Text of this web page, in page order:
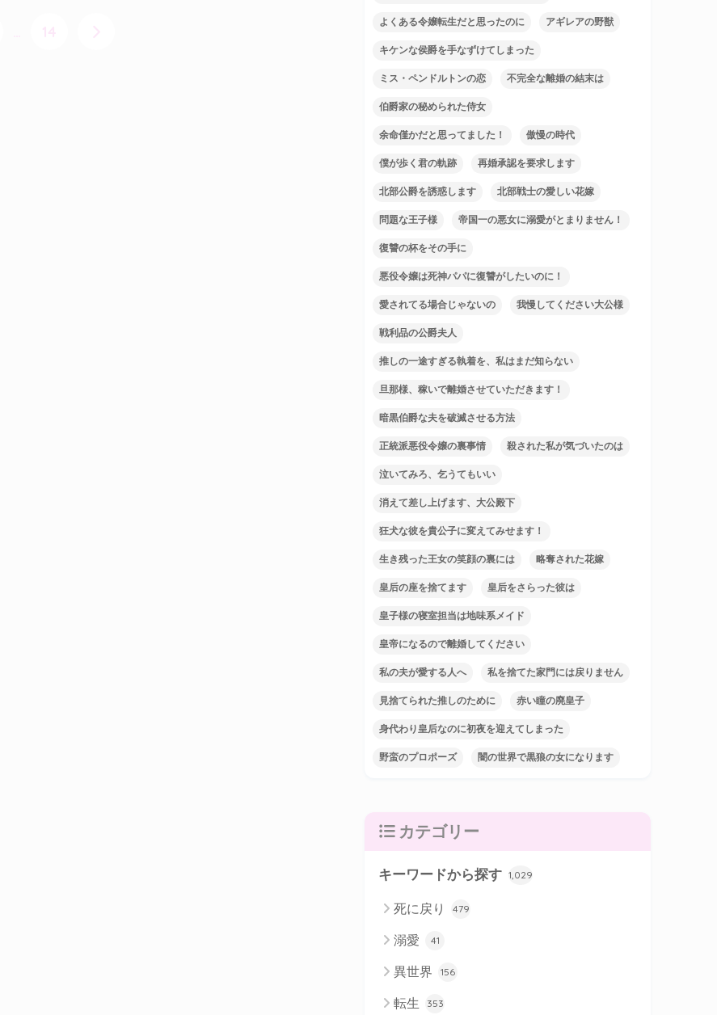
よくある令嬢転生だと思ったのに アギレアの野獣
キケンな侯爵を手なずけてしまった
ミス・ペンドルトンの恋 不完全な離婚の結末は
伯爵家の秘められた侍女
余命僅かだと思ってました！ 傲慢の時代
僕が歩く君の軌跡 再婚承認を要求します
北部公爵を誘惑します 北部戦士の愛しい花嫁
問題な王子様 帝国一の悪女に溺愛がとまりません！
復讐の杯をその手に
悪役令嬢は死神パパに復讐がしたいのに！
愛されてる場合じゃないの 我慢してください大公様
戦利品の公爵夫人
推しの一途すぎる執着を、私はまだ知らない
旦那様、稼いで離婚させていただきます！
暗黒伯爵な夫を破滅させる方法
正統派悪役令嬢の裏事情 殺された私が気づいたのは
泣いてみろ、乞うてもいい
消えて差し上げます、大公殿下
狂犬な彼を貴公子に変えてみせます！
生き残った王女の笑顔の裏には 略奪された花嫁
皇后の座を捨てます 皇后をさらった彼は
皇子様の寝室担当は地味系メイド
皇帝になるので離婚してください
私の夫が愛する人へ 私を捨てた家門には戻りません
見捨てられた推しのために 赤い瞳の廃皇子
身代わり皇后なのに初夜を迎えてしまった
野蛮のプロポーズ 闇の世界で黒狼の女になります
カテゴリー
キーワードから探す 1,029
死に戻り 479
溺愛 41
異世界 156
転生 353